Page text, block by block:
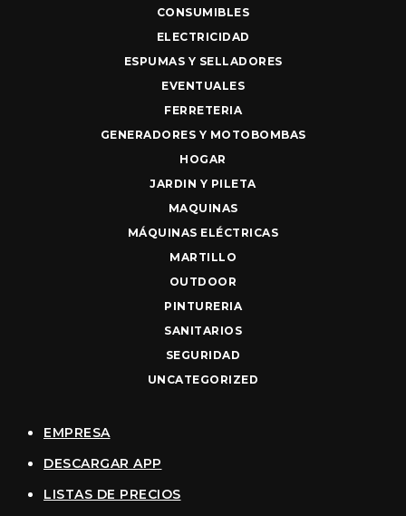
CONSUMIBLES
ELECTRICIDAD
ESPUMAS Y SELLADORES
EVENTUALES
FERRETERIA
GENERADORES Y MOTOBOMBAS
HOGAR
JARDIN Y PILETA
MAQUINAS
MÁQUINAS ELÉCTRICAS
MARTILLO
OUTDOOR
PINTURERIA
SANITARIOS
SEGURIDAD
UNCATEGORIZED
EMPRESA
DESCARGAR APP
LISTAS DE PRECIOS